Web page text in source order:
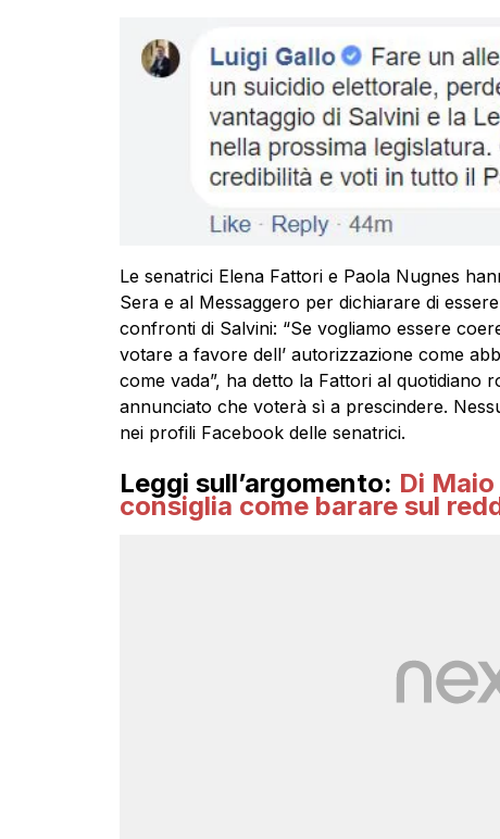
Le senatrici Elena Fattori e Paola Nugnes
Sera e al Messaggero per dichiarare di
confronti di Salvini: “Se vogliamo essere
votare a favore dell’ autorizzazione come
come vada”, ha detto la Fattori al quotidiano
annunciato che voterà sì a prescindere.
nei profili Facebook delle senatrici.
Leggi sull’argomento: Di
consiglia come barare sul